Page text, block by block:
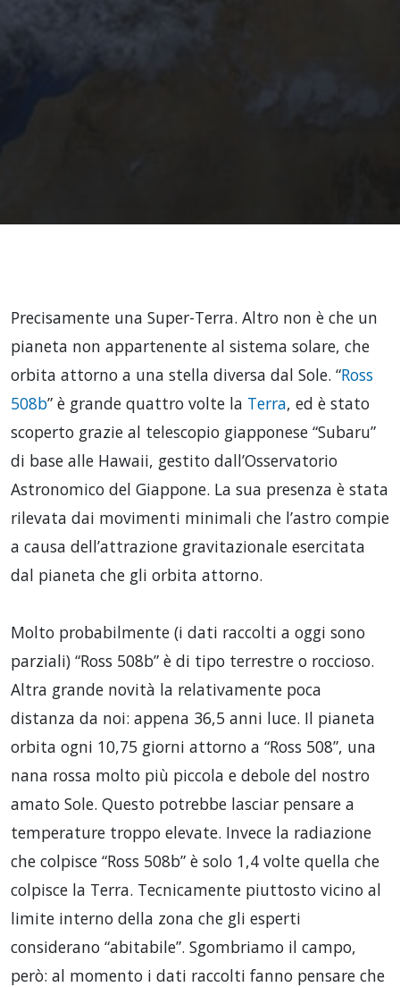
Precisamente una Super-Terra. Altro non è che un
pianeta non appartenente al sistema solare, che
orbita attorno a una stella diversa dal Sole. “Ross
508b” è grande quattro volte la Terra, ed è stato
scoperto grazie al telescopio giapponese “Subaru”
di base alle Hawaii, gestito dall’Osservatorio
Astronomico del Giappone. La sua presenza è stata
rilevata dai movimenti minimali che l’astro compie
a causa dell’attrazione gravitazionale esercitata
dal pianeta che gli orbita attorno.
Molto probabilmente (i dati raccolti a oggi sono
parziali) “Ross 508b” è di tipo terrestre o roccioso.
Altra grande novità la relativamente poca
distanza da noi: appena 36,5 anni luce. Il pianeta
orbita ogni 10,75 giorni attorno a “Ross 508”, una
nana rossa molto più piccola e debole del nostro
amato Sole. Questo potrebbe lasciar pensare a
temperature troppo elevate. Invece la radiazione
che colpisce “Ross 508b” è solo 1,4 volte quella che
colpisce la Terra. Tecnicamente piuttosto vicino al
limite interno della zona che gli esperti
considerano “abitabile”. Sgombriamo il campo,
però: al momento i dati raccolti fanno pensare che